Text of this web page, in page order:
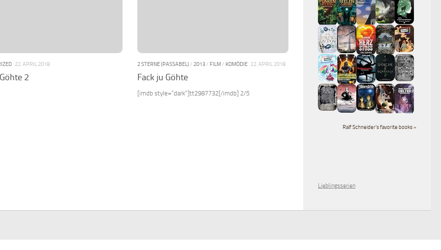
22. APRIL 2018
2
2 STERNE (PASSABEL)/ 2013/ FILM/ KOMÖDIE 22. APRIL 2018
Fack ju Göhte
[imdb style=“dark“]tt2987732[/imdb] 2/5
Ralf Schneider's favorite books »
Lieblingsserien